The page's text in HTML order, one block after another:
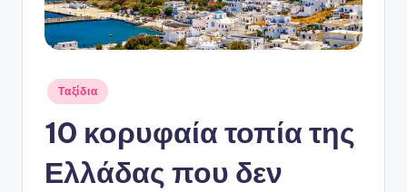
Αναρτήθηκε
σε
Ταξίδια
10 κορυφαία τοπία της
Ελλάδας που δεν